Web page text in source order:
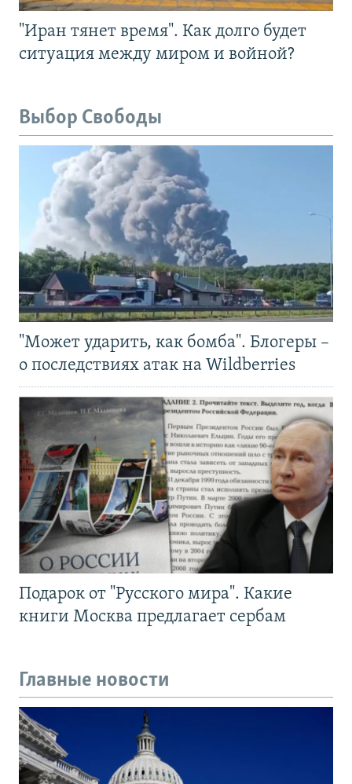
"Иран тянет время". Как долго будет
ситуация между миром и войной?
Выбор Свободы
"Может ударить, как бомба". Блогеры –
о последствиях атак на Wildberries
Подарок от "Русского мира". Какие
книги Москва предлагает сербам
Главные новости